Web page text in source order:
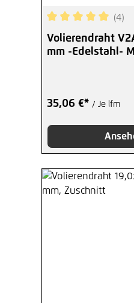
Durchschnittliche
(4)
Volierendraht
mm -Edelstahl-
35,06 €* / Je lfm